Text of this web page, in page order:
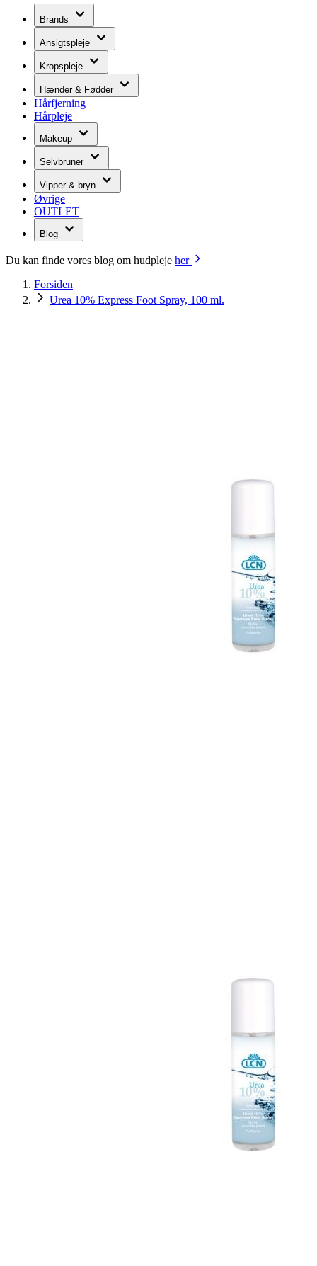
Brands
Ansigtspleje
Kropspleje
Hænder & Fødder
Hårfjerning
Hårpleje
Makeup
Selvbruner
Vipper & bryn
Øvrige
OUTLET
Blog
Du kan finde vores blog om hudpleje her
Forsiden
Urea 10% Express Foot Spray, 100 ml.